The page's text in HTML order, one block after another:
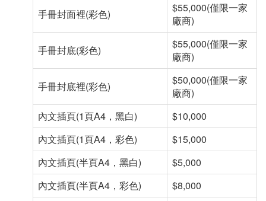
手冊封面裡(彩色)
$55,000(僅限一家
廠商)
手冊封底(彩色)
$55,000(僅限一家
廠商)
手冊封底裡(彩色)
$50,000(僅限一家
廠商)
內文插頁(1頁A4，黑白)
$10,000
內文插頁(1頁A4，彩色)
$15,000
內文插頁(半頁A4，黑白)
$5,000
內文插頁(半頁A4，彩色)
$8,000